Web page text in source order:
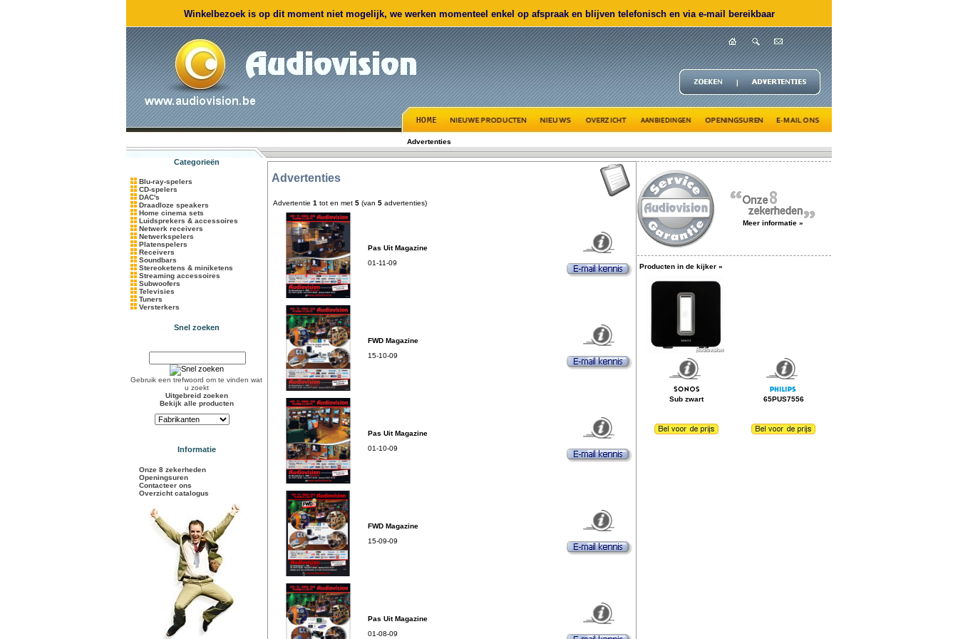
Winkelbezoek is op dit moment niet mogelijk, we werken momenteel enkel op afspraak en blijven telefonisch en via e-mail bereikbaar
Advertenties
Categorieën
Blu-ray-spelers
CD-spelers
DAC's
Draadloze speakers
Home cinema sets
Luidsprekers & accessoires
Netwerk receivers
Netwerkspelers
Platenspelers
Receivers
Soundbars
Stereoketens & miniketens
Streaming accessoires
Subwoofers
Televisies
Tuners
Versterkers
Snel zoeken
Gebruik een trefwoord om te vinden wat
u zoekt
Uitgebreid zoeken
Bekijk alle producten
Informatie
Onze 8 zekerheden
Openingsuren
Contacteer ons
Overzicht catalogus
Advertenties
Advertentie 1 tot en met 5 (van 5 advertenties)
Pas Uit Magazine
01-11-09
FWD Magazine
15-10-09
Pas Uit Magazine
01-10-09
FWD Magazine
15-09-09
Pas Uit Magazine
01-08-09
Meer informatie »
Producten in de kijker »
Sub zwart 65PUS7556